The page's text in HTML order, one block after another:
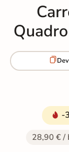

-
28,90 € /